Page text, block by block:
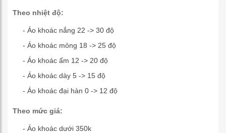
Theo nhiệt độ:
- Áo khoác nắng 22 -> 30 độ
- Áo khoác mỏng 18 -> 25 độ
- Áo khoác ấm 12 -> 20 độ
- Áo khoác dày 5 -> 15 độ
- Áo khoác đại hàn 0 -> 12 độ
Theo mức giá:
- Áo khoác dưới 350k